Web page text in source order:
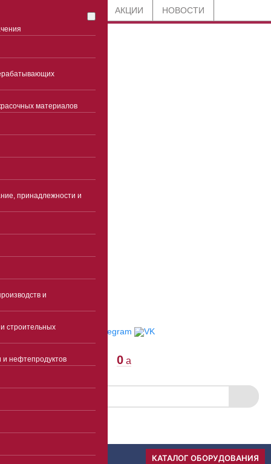
БЛОГ АКЦИИ НОВОСТИ
+7 (861) 944-98-92
Пятница 9:00-17:00(без
перерыва)
E-mail
Пункты выдачи
Отследить заказ
0 a
Меню КАТАЛОГ ОБОРУДОВАНИЯ
материалов
принадлежности и
и
строительных
и нефтепродуктов